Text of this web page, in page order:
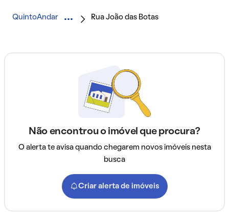
QuintoAndar Rua João das Botas
Não encontrou o imóvel que procura?
O alerta te avisa quando chegarem novos imóveis nesta
busca
Criar alerta de imóveis